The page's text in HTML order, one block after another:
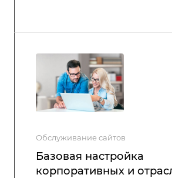
Обслуживание сайтов
Базовая настройка
корпоративных и